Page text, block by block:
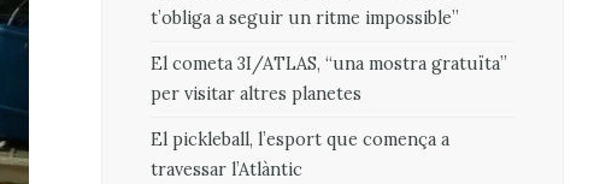
t’obliga a seguir un ritme impossible”
El cometa 3I/ATLAS, “una mostra gratuïta”
per visitar altres planetes
El pickleball, l’esport que comença a
travessar l’Atlàntic